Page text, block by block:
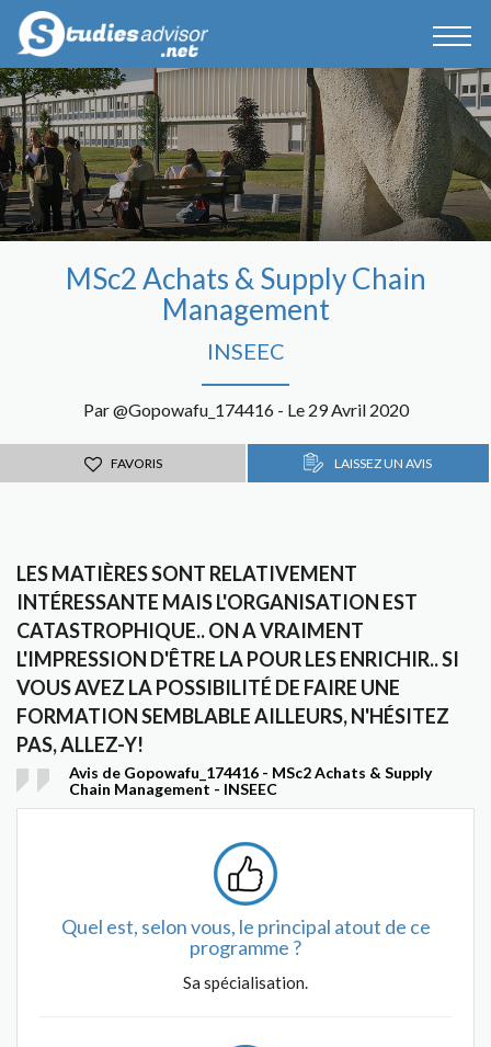
MSc2 Achats & Supply Chain
Management
INSEEC
Par @Gopowafu_174416 - Le 29 Avril 2020
FAVORIS LAISSEZ UN AVIS
LES MATIÈRES SONT RELATIVEMENT
INTÉRESSANTE MAIS L'ORGANISATION EST
CATASTROPHIQUE.. ON A VRAIMENT
L'IMPRESSION D'ÊTRE LA POUR LES ENRICHIR.. SI
VOUS AVEZ LA POSSIBILITÉ DE FAIRE UNE
FORMATION SEMBLABLE AILLEURS, N'HÉSITEZ
PAS, ALLEZ-Y!
Avis de Gopowafu_174416 - MSc2 Achats & Supply
Chain Management - INSEEC
Quel est, selon vous, le principal atout de ce
programme ?
Sa spécialisation.